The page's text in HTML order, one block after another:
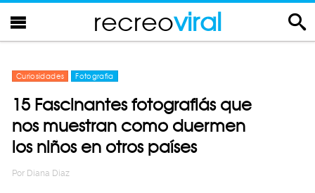
recreoviral
Curiosidades Fotografia
15 Fascinantes fotografiás que
nos muestran como duermen
los niños en otros países
Por Diana Diaz